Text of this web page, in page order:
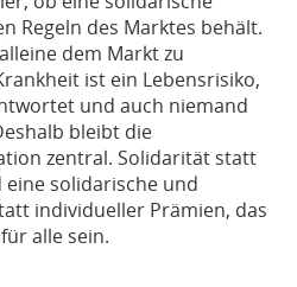
Regeln des Marktes behält.
dem Markt zu
ist ein Lebensrisiko,
und auch niemand
bleibt die
zentral. Solidarität statt
solidarische und
individueller Prämien, das
alle sein.